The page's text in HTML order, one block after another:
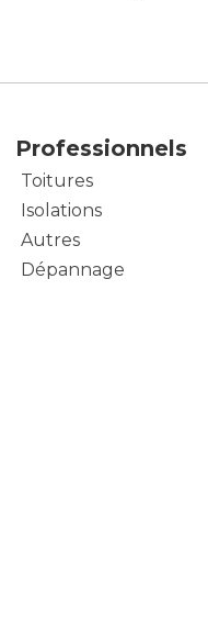
Professionnels
Toitures
Isolations
Autres
Dépannage